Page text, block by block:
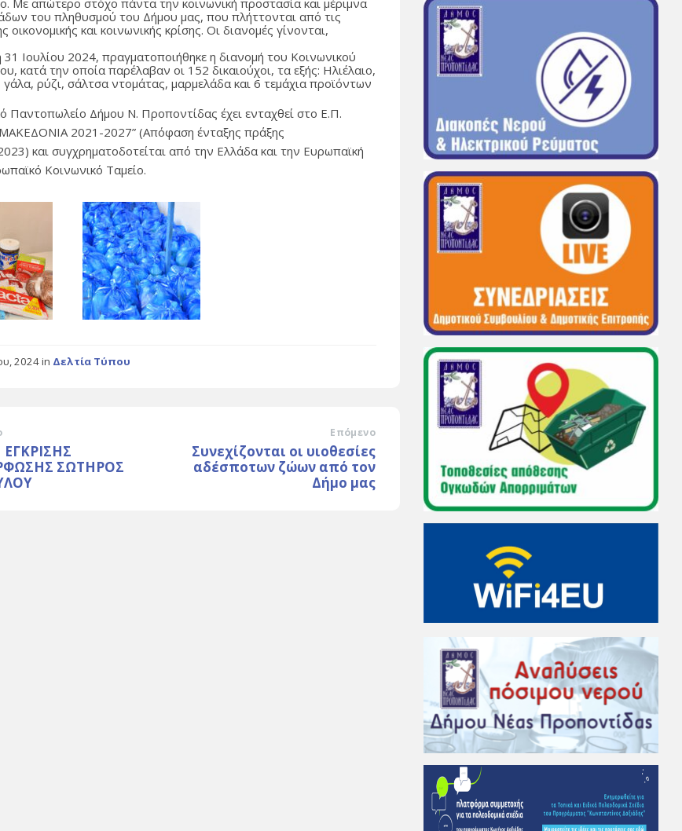
του πληθυσμού του Δήμου μας, που πλήττονται από τις
οικονομικής και κοινωνικής κρίσης. Οι διανομές γίνονται,
Ιουλίου 2024, πραγματοποιήθηκε η διανομή του Κοινωνικού
κατά την οποία παρέλαβαν οι 152 δικαιούχοι, τα εξής: Ηλιέλαιο,
γάλα, ρύζι, σάλτσα ντομάτας, μαρμελάδα και 6 τεμάχια προϊόντων
Παντοπωλείο Δήμου Ν. Προποντίδας έχει ενταχθεί στο Ε.Π.
2021-2027” (Απόφαση ένταξης πράξης
και συγχρηματοδοτείται από την Ελλάδα και την Ευρωπαϊκή
Κοινωνικό Ταμείο.
2024in Δελτία Τύπου
ΣΩΤΗΡΟΣ
Επόμενο
Συνεχίζονται οι υιοθεσίες
αδέσποτων ζώων από τον
Δήμο μας